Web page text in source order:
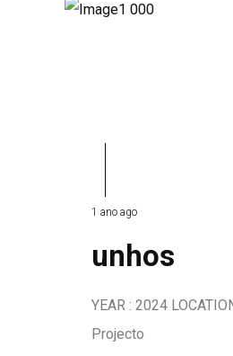
1 ano ago
unhos
YEAR : 2024
Projecto